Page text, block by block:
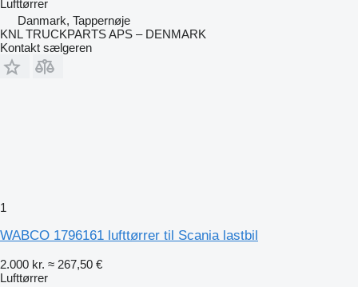
Lufttørrer
Danmark, Tappernøje
KNL TRUCKPARTS APS – DENMARK
Kontakt sælgeren
1
WABCO 1796161 lufttørrer til Scania lastbil
2.000 kr. ≈ 267,50 €
Lufttørrer